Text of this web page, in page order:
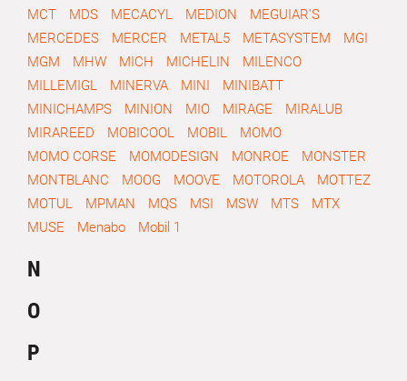
MCT MDS MECACYL MEDION
MEGUIAR'S
MERCEDES
MERCER METAL5 METASYSTEM
MGI
MGM
MHW MICH MICHELIN
MILENCO
MILLEMIGL
MINERVA MINI
MINIBATT
MINICHAMPS
MINION MIO MIRAGE
MIRALUB
MIRAREED
MOBICOOL MOBIL
MOMO
MOMO CORSE
MOMODESIGN MONROE
MONSTER
MONTBLANC
MOOG MOOVE MOTOROLA
MOTTEZ
MOTUL
MPMAN MQS MSI MSW MTS
MTX
MUSE
Menabo Mobil 1
N
O
P